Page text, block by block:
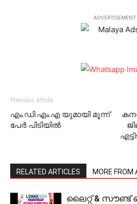
ADVERTISEMENT
Previous article
എം.ഡി.എം.എ യുമായി മൂന്ന്
പേര്‍ പിടിയില്‍
RELATED ARTICLES MORE FROM
ലൈറ്റ് &